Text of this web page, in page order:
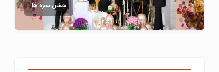
جشن سبزه ها
1
/
25